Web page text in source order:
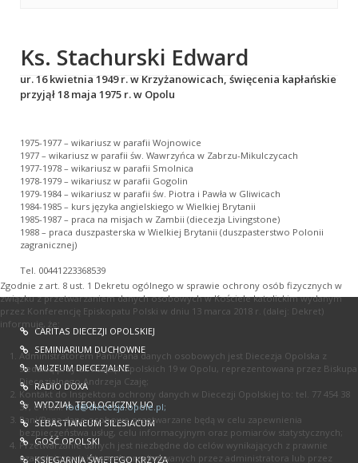
Ks. Stachurski Edward
ur. 16 kwietnia 1949 r. w Krzyżanowicach, święcenia kapłańskie
przyjął 18 maja 1975 r. w Opolu
1975-1977 – wikariusz w parafii Wojnowice
1977 – wikariusz w parafii św. Wawrzyńca w Zabrzu-Mikulczycach
1977-1978 – wikariusz w parafii Smolnica
1978-1979 – wikariusz w parafii Gogolin
1979-1984 – wikariusz w parafii św. Piotra i Pawła w Gliwicach
1984-1985 – kurs języka angielskiego w Wielkiej Brytanii
1985-1987 – praca na misjach w Zambii (diecezja Livingstone)
1988 – praca duszpasterska w Wielkiej Brytanii (duszpasterstwo Polonii
zagranicznej)
Tel. 00441223368539
CARITAS DIECEZJI OPOLSKIEJ
SEMINIARIUM DUCHOWNE
MUZEUM DIECEZJALNE
RADIO DOXA
WYDZIAŁ TEOLOGICZNY UO
SEBASTIANEUM SILESIACUM
GOŚĆ OPOLSKI
KSIĘGARNIA ŚWIĘTEGO KRZYŻA
Zgodnie z art. 8 ust. 1 Dekretu ogólnego w sprawie ochrony osób fizycznych w
związku z przetwarzaniem danych osobowych w Kościele katolickim wydanym
przez Konferencję Episkopatu Polski w dniu 13 marca 2018 r. (dalej: Dekret)
informuję, że:
Administratorem Pani/Pana danych osobowych jest Diecezja Opolska z
siedzibą przy ul. Książąt Opolskich 19 w Opolu, reprezentowana przez Biskupa
Diecezjalnego Andrzeja Czaję;
Kontakt do Inspektora ochrony danych w Diecezji Opolskiej to: tel. 77 454 38
37, e-mail:iod@diecezja.opole.pl;
Pani/Pana dane osobowe przetwarzane będą w celu zapewnienia
bezpieczeństwa usług, celu informacyjnym oraz pomiarów statystycznych;
Przetwarzanie danych jest niezbędne do celów wynikających z prawnie
uzasadnionych interesów realizowanych przez administratora lub przez